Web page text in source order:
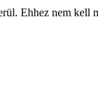
Ehhez nem kell